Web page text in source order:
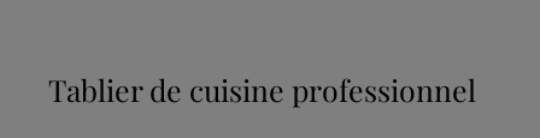
Tablier de cuisine professionnel